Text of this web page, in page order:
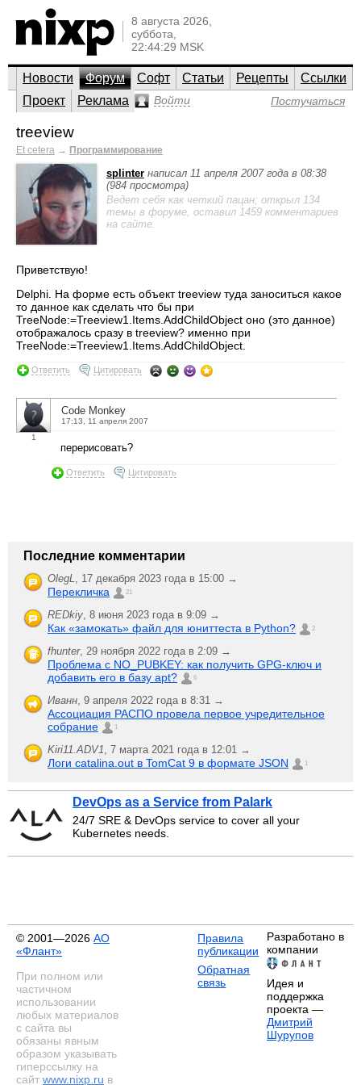
8 августа 2026,
суббота,
22:44:29 MSK
Новости Форум Софт Статьи Рецепты
Ссылки
Проект
Реклама Войти Постучаться
treeview
Et cetera → Программирование
splinter написал 11 апреля 2007 года в 08:38
(984 просмотра)
Ведет себя как четкий пацан; открыл 134
темы в форуме, оставил 1459 комментариев
на сайте.
Приветствую!
Delphi. На форме есть объект treeview туда заноситься какое
то данное как сделать что бы при
TreeNode:=Treeview1.Items.AddChildObject оно (это данное)
отображалось сразу в treeview? именно при
TreeNode:=Treeview1.Items.AddChildObject.
Ответить Цитировать
1
Code Monkey
17:13, 11 апреля 2007
перерисовать?
Ответить Цитировать
Последние комментарии
OlegL, 17 декабря 2023 года в 15:00 →
Перекличка 21
REDkiy, 8 июня 2023 года в 9:09 →
Как «замокать» файл для юниттеста в Python? 2
fhunter, 29 ноября 2022 года в 2:09 →
Проблема с NO_PUBKEY: как получить GPG-ключ и
добавить его в базу apt?
6
Иванн, 9 апреля 2022 года в 8:31 →
Ассоциация РАСПО провела первое учредительное
собрание
1
Kiri11.ADV1, 7 марта 2021 года в 12:01 →
Логи catalina.out в TomCat 9 в формате JSON 1
DevOps as a Service from Palark
24/7 SRE & DevOps service to cover all your
Kubernetes needs.
© 2001—2026 АО
«Флант»
При полном или
частичном
использовании
любых материалов
с сайта вы
обязаны явным
образом указывать
гиперссылку на
сайт www.nixp.ru в
Правила
публикации
Обратная
связь
Разработано в
компании
Идея и
поддержка
проекта —
Дмитрий
Шурупов